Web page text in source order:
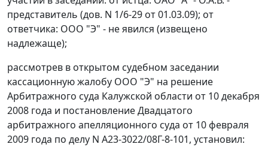
представитель (дов. N 1/6-29 от 01.03.09); от
ответчика: ООО "Э" - не явился (извещено
надлежаще);
рассмотрев в открытом судебном заседании
кассационную жалобу ООО "Э" на решение
Арбитражного суда Калужской области от 10 декабря
2008 года и постановление Двадцатого
арбитражного апелляционного суда от 10 февраля
2009 года по делу N А23-3022/08Г-8-101, установил: